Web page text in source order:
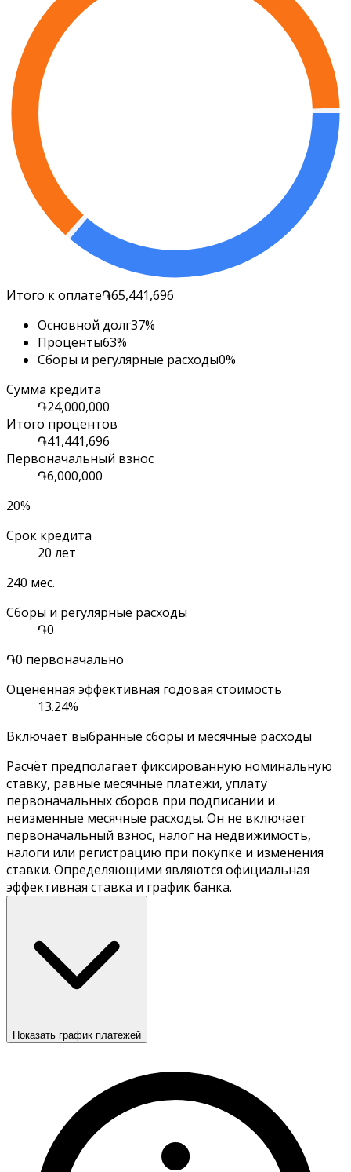
Итого к оплате֏65,441,696
Основной долг37%
Проценты63%
Сборы и регулярные расходы0%
Сумма кредита
֏24,000,000
Итого процентов
֏41,441,696
Первоначальный взнос
֏6,000,000
20%
Срок кредита
20 лет
240 мес.
Сборы и регулярные расходы
֏0
֏0 первоначально
Оценённая эффективная годовая стоимость
13.24%
Включает выбранные сборы и месячные расходы
Расчёт предполагает фиксированную номинальную
ставку, равные месячные платежи, уплату
первоначальных сборов при подписании и
неизменные месячные расходы. Он не включает
первоначальный взнос, налог на недвижимость,
налоги или регистрацию при покупке и изменения
ставки. Определяющими являются официальная
эффективная ставка и график банка.
Показать график платежей